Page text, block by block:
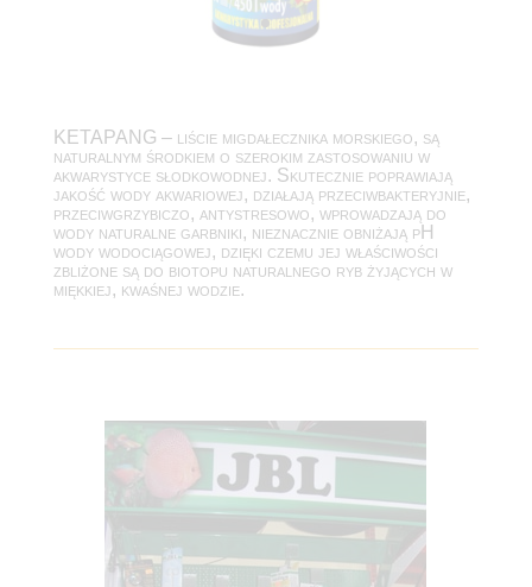
KETAPANG – liście migdałecznika morskiego, są
naturalnym środkiem o szerokim zastosowaniu w
akwarystyce słodkowodnej. Skutecznie poprawiają
jakość wody akwariowej, działają przeciwbakteryjnie,
przeciwgrzybiczo, antystresowo, wprowadzają do
wody naturalne garbniki, nieznacznie obniżają pH
wody wodociągowej, dzięki czemu jej właściwości
zbliżone są do biotopu naturalnego ryb żyjących w
miękkiej, kwaśnej wodzie.